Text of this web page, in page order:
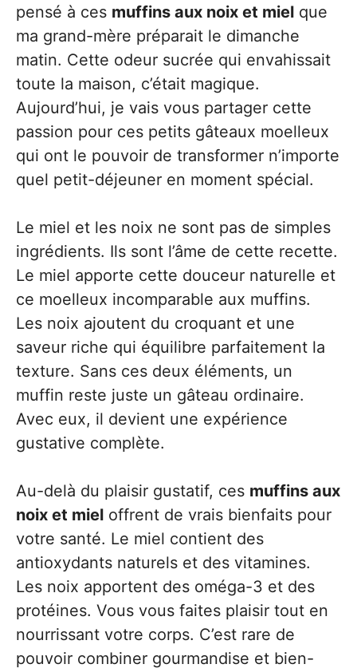
pensé à ces muffins aux noix et miel que
ma grand-mère préparait le dimanche
matin. Cette odeur sucrée qui envahissait
toute la maison, c’était magique.
Aujourd’hui, je vais vous partager cette
passion pour ces petits gâteaux moelleux
qui ont le pouvoir de transformer n’importe
quel petit-déjeuner en moment spécial.
Le miel et les noix ne sont pas de simples
ingrédients. Ils sont l’âme de cette recette.
Le miel apporte cette douceur naturelle et
ce moelleux incomparable aux muffins.
Les noix ajoutent du croquant et une
saveur riche qui équilibre parfaitement la
texture. Sans ces deux éléments, un
muffin reste juste un gâteau ordinaire.
Avec eux, il devient une expérience
gustative complète.
Au-delà du plaisir gustatif, ces muffins aux
noix et miel offrent de vrais bienfaits pour
votre santé. Le miel contient des
antioxydants naturels et des vitamines.
Les noix apportent des oméga-3 et des
protéines. Vous vous faites plaisir tout en
nourrissant votre corps. C’est rare de
pouvoir combiner gourmandise et bien-